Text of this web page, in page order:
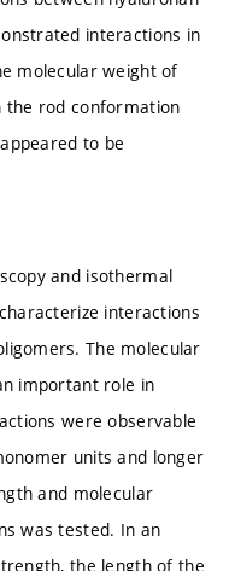
interactions in
molecular weight of
the rod conformation
to be
and isothermal
interactions
The molecular
important role in
were observable
units and longer
and molecular
was tested. In an
the length of the